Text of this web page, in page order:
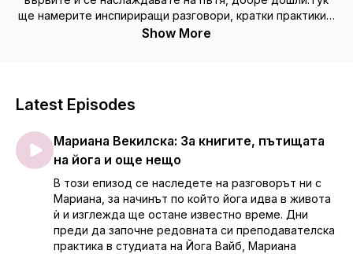
ще намерите инспириращи разговори, кратки практики и
полезни инструменти, които ще ви вдъхновят да се
Show More
Latest Episodes
Мариана Векилска: За книгите, пътищата
на йога и още нещо
В този епизод се наследете на разговорът ни с
Мариана, за начинът по който йога идва в живота
ѝ и изглежда ще остане известно време. Дни
преди да започне редовната си преподавателска
практика в студиата на Йога Вайб, Мариана